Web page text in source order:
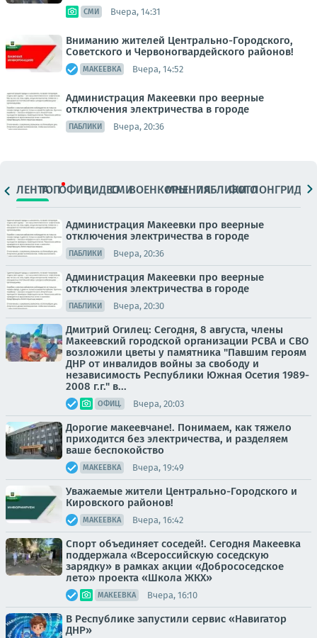
СМИ Вчера, 14:31
Вниманию жителей Центрально-Городского,
Советского и Червоногвардейского районов!
МАКЕЕВКА Вчера, 14:52
Администрация Макеевки про веерные
отключения электричества в городе
ПАБЛИКИ Вчера, 20:36
ЛЕНТАТОПОФИЦ.ВИДЕОСМИВОЕНКОРЫМНЕНИЯПАБЛИКИ
ФОТОЛОНГРИДЫ
Администрация Макеевки про веерные
отключения электричества в городе
ПАБЛИКИ Вчера, 20:36
Администрация Макеевки про веерные
отключения электричества в городе
ПАБЛИКИ Вчера, 20:30
Дмитрий Огилец: Сегодня, 8 августа, члены
Макеевский городской организации РСВА и СВО
возложили цветы у памятника "Павшим героям
ДНР от инвалидов войны за свободу и
независимость Республики Южная Осетия 1989-
2008 г.г." в...
ОФИЦ. Вчера, 20:03
Дорогие макеевчане!. Понимаем, как тяжело
приходится без электричества, и разделяем
ваше беспокойство
МАКЕЕВКА Вчера, 19:49
Уважаемые жители Центрально-Городского и
Кировского районов!
МАКЕЕВКА Вчера, 16:42
Спорт объединяет соседей!. Сегодня Макеевка
поддержала «Всероссийскую соседскую
зарядку» в рамках акции «Добрососедское
лето» проекта «Школа ЖКХ»
МАКЕЕВКА Вчера, 16:10
В Республике запустили сервис «Навигатор
ДНР»